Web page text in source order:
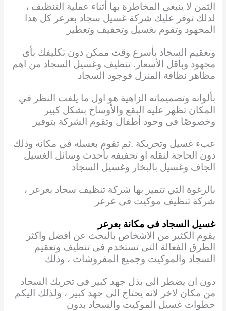
الثمن لا ينبغي المخاطرة بها أثناء عملية التنظيف ،
لذلك توفر عليك شركة غسيل سجاد بعرعر كل هذا
المجهود وتقوم بغسيل وتجفيف وتعطير
وتعقيم السجاد بأسرع وقت ممكن دون تكليفك بأي
مجهود وبأقل الأسعار. تنظيف وغسيل السجاد من اهم
مظاهر نظافة المنزل فوجود السجاد
بألوانه وتصميماته الزاهية هو اول ما يلفت النظر في
المكان تظهر عليه البقع والأوساخ بشكل كبير
وخصوصًا في وجود أطفال وتقوم الشركة بتوفير
عبء غسيل وتحريكة .ثم تقوم بغسله في مكانه وذلك
دون الحاجة لنقله او تجفيفه بأحدث وسائل الغسيل
الجاف وغسيل بالبخار وغسيل السجاد
بالرغوة التي تتميز بها شركة تنظيف سجاد بعرعر ،
شركة تنظيف موكيت فى عرعر
غسيل السجاد فى مكانة بعرعر
يقوم الكثير من الاشخاص بالبحث عن افضل واكثر
الطرق الفعالة التى تستخدم فى تنظيف وتعقيم
السجاد والموكيت وجميع المفروشات ، وذلك
دون ان يضطر الى بذل جهد كبير فى تحريك السجاد
من مكان لاخر لانه يحتاج الى جهد كبير ، ولذلك اليكم
خطوات غسيل الموكيت والسجاد بدون